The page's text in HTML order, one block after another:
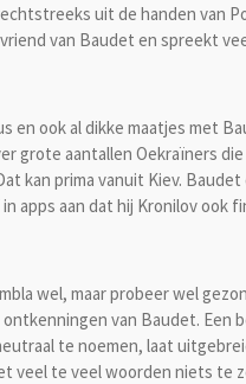
uit de handen van
van Baudet en spreekt
en ook al dikke maatjes met
grote aantallen Oekraïners
kan prima vanuit Kiev.
apps aan dat hij Kronilov ook
wel, maar probeer wel
van Baudet. Een
te noemen, laat
veel te veel woorden niets te